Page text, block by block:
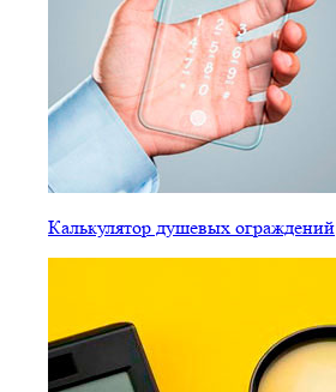
Калькулятор душевых ограждений